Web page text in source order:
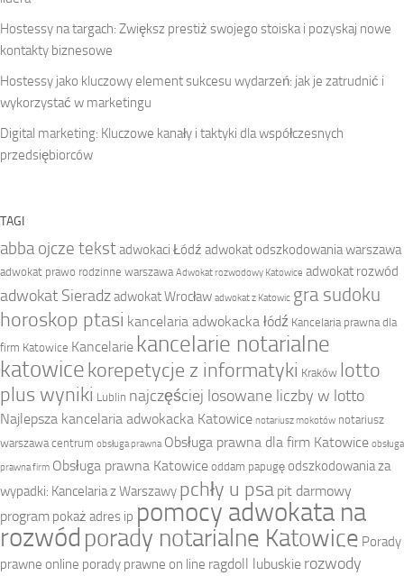
Hostessy na targach: Zwiększ prestiż swojego stoiska i pozyskaj nowe
kontakty biznesowe
Hostessy jako kluczowy element sukcesu wydarzeń: jak je zatrudnić i
wykorzystać w marketingu
Digital marketing: Kluczowe kanały i taktyki dla współczesnych
przedsiębiorców
TAGI
abba ojcze tekstadwokaci Łódź adwokat odszkodowania warszawa
adwokat prawo rodzinne warszawa Adwokat rozwodowy Katowice adwokat rozwód
adwokat Sieradzadwokat Wrocław adwokat z Katowic gra sudoku
horoskop ptasi kancelaria adwokacka łódź Kancelaria prawna dla
firm Katowice Kancelarie kancelarie notarialne
katowicekorepetycje z informatyki Kraków lotto
plus wyniki Lublin najczęściej losowane liczby w lotto
Najlepsza kancelaria adwokacka Katowice notariusz mokotów notariusz
warszawa centrum obsługa prawna Obsługa prawna dla firm Katowice obsługa
prawna firm Obsługa prawna Katowice oddam papugę odszkodowania za
wypadki: Kancelaria z Warszawy pchły u psa pit darmowy
program pokaż adres ip pomocy adwokata na
rozwód porady notarialne Katowice Porady
prawne online porady prawne on line ragdoll lubuskie rozwody